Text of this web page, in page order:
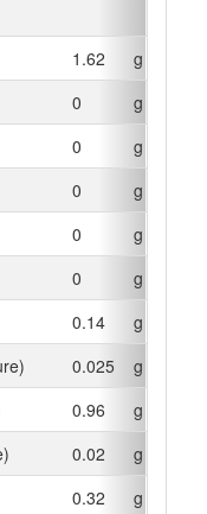
1.62
g
0
g
0
g
0
g
0
g
0
g
0.14
g
0.025
g
0.96
g
0.02
g
0.32
g